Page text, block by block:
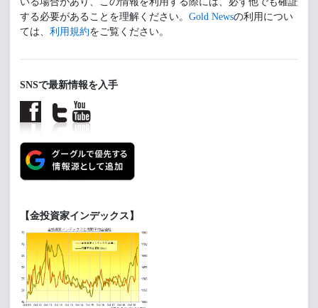
する必要があることを理解ください。 Gold Newsの利用につい
ては、 利用規約をご覧ください。
SNSで最新情報を入手
【金投資家インデックス】